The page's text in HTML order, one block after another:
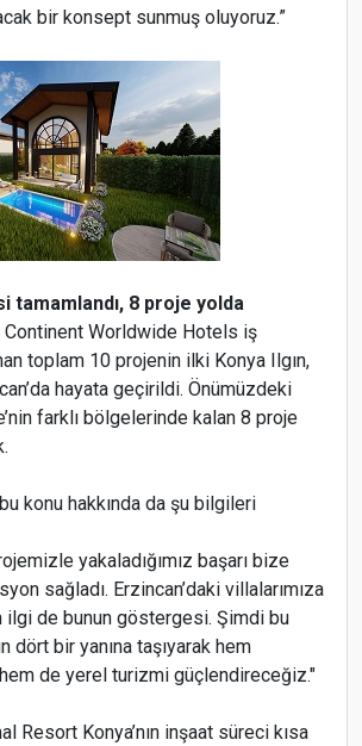
bir konsept sunmuş oluyoruz.”
tamamlandı, 8 proje yolda
Worldwide Hotels iş
toplam 10 projenin ilki Konya Ilgın,
hayata geçirildi. Önümüzdeki
farklı bölgelerinde kalan 8 proje
konu hakkında da şu bilgileri
yakaladığımız başarı bize
sağladı. Erzincan’daki villalarımıza
de bunun göstergesi. Şimdi bu
dört bir yanına taşıyarak hem
hem de yerel turizmi güçlendireceğiz."
Resort Konya’nın inşaat süreci kısa
Konyaaltı Kapılarını Açıyor